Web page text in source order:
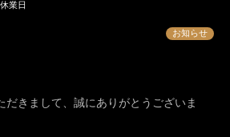
業日
お知らせ
だきまして、誠にありがとうございま